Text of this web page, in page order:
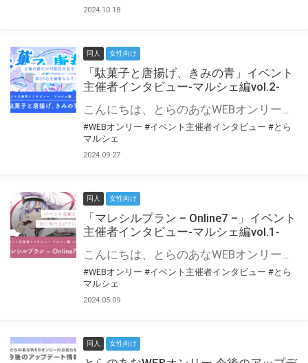
2024.10.18
同人 女性向け
「駄菓子と唐揚げ、きみの青」イベント
主催者インタビュー-マルシェ編vol.2-
こんにちは、とらのあなWEBオンリー運営スタッフです。 新たにお届けする、イベント主催者インタビュー-マルシェ編-は、 とらのあなWEBオンリー「マルシェ」をご利用の主催様に 「マルシェ」を使ってイベントを開催した感想や心がけをお聞きする企画です。 今回は、WEBオンリー初開催「駄菓子と唐揚げ、きみの青」より、 主催のぎこ六屋様にお話を伺いました。 協力：ぎこ六屋様／イベント公式Twitter（@krkgwks） とらのあなWEBオンリー「マルシェ」とは？ WEBオンリーでリアルタイムでコミュニケーションがとれるオンライン会場です。
#WEBオンリー #イベント主催者インタビュー #とら
マルシェ
2024.09.27
同人 女性向け
「マレシルプラン – Online7 –」イベント
主催者インタビュー-マルシェ編vol.1-
こんにちは、とらのあなWEBオンリー運営スタッフです。 新たにお届けする、イベント主催者インタビュー-マルシェ編-は、 とらのあなWEBオンリー「マルシェ」をご利用した主催様に 「マルシェ」を使って開催した感想や心がけをお聞きする企画です。 今回は、WEBオンリー開催7回目迎えた「マレシルプラン – Online7 –」より、 主催の玉川うた様にお話を伺いました。 ▼マレシルプランのインタビュー前回記事 「イベント主催者インタビュー vol.6」はこちら 協力：玉川うた様（マレシルプラン実行委員会 代表）／イベント公式Twitter（@mallesil_plan） とらのあなWEBオンリー「マルシェ」とは？ WEBオンリーでリアルタイムでコミュニケーションがとれるオンライン会場です。
#WEBオンリー #イベント主催者インタビュー #とら
マルシェ
2024.05.09
同人 女性向け